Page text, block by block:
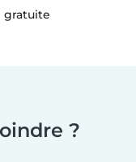
gratuite
?